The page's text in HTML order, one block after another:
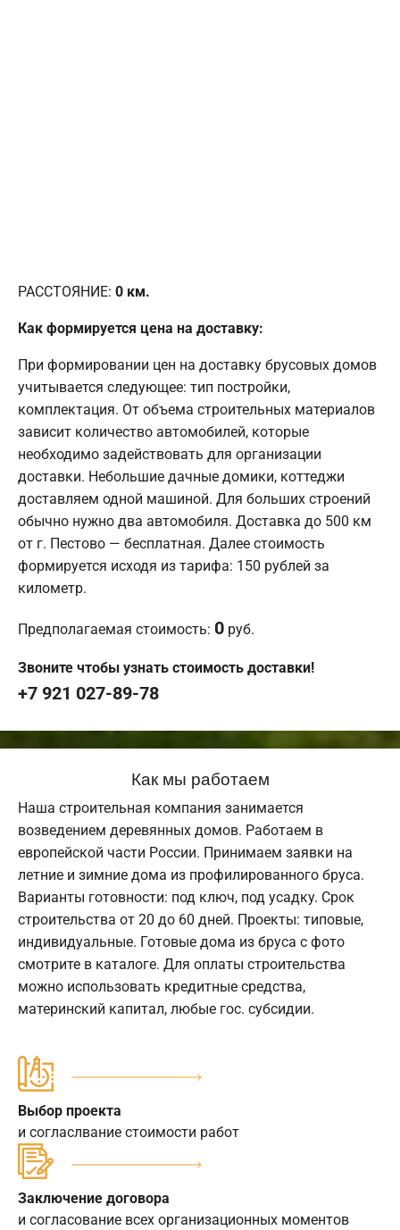
РАССТОЯНИЕ: 0 км.
Как формируется цена на доставку:
При формировании цен на доставку брусовых домов
учитывается следующее: тип постройки,
комплектация. От объема строительных материалов
зависит количество автомобилей, которые
необходимо задействовать для организации
доставки. Небольшие дачные домики, коттеджи
доставляем одной машиной. Для больших строений
обычно нужно два автомобиля. Доставка до 500 км
от г. Пестово — бесплатная. Далее стоимость
формируется исходя из тарифа: 150 рублей за
километр.
Предполагаемая стоимость: 0 руб.
Звоните чтобы узнать стоимость доставки!
+7 921 027-89-78
Как мы работаем
Наша строительная компания занимается
возведением деревянных домов. Работаем в
европейской части России. Принимаем заявки на
летние и зимние дома из профилированного бруса.
Варианты готовности: под ключ, под усадку. Срок
строительства от 20 до 60 дней. Проекты: типовые,
индивидуальные. Готовые дома из бруса с фото
смотрите в каталоге. Для оплаты строительства
можно использовать кредитные средства,
материнский капитал, любые гос. субсидии.
Выбор проекта
и согласлвание стоимости работ
Заключение договора
и согласование всех организационных моментов